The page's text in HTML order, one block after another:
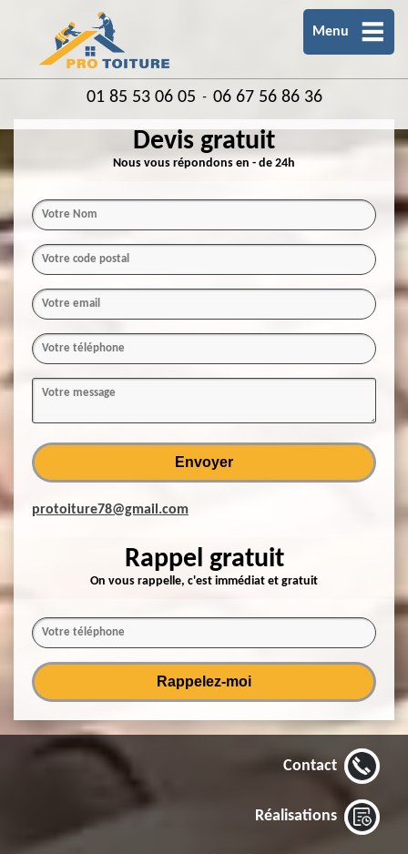
Menu
01 85 53 06 05 - 06 67 56 86 36
Devis gratuit
Nous vous répondons en - de 24h
protoiture78@gmail.com
Rappel gratuit
On vous rappelle, c'est immédiat et gratuit
Contact
Réalisations